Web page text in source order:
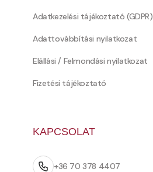
Adatkezelési tájékoztató (GDPR)
Adattovábbítási nyilatkozat
Elállási / Felmondási nyilatkozat
Fizetési tájékoztató
KAPCSOLAT
+36 70 378 4407